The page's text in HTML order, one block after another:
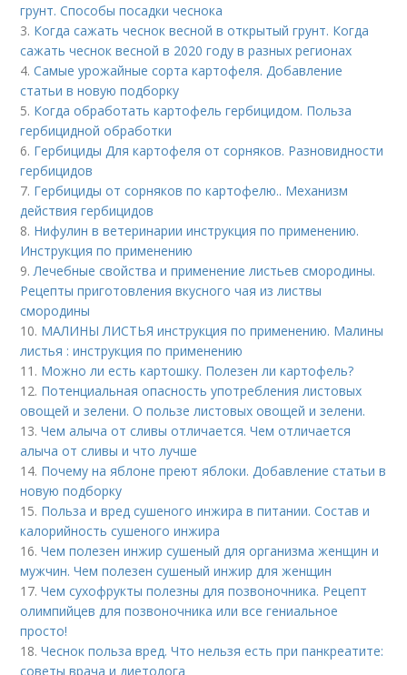
грунт. Способы посадки чеснока
3. Когда сажать чеснок весной в открытый грунт. Когда
сажать чеснок весной в 2020 году в разных регионах
4.Самые урожайные сорта картофеля. Добавление
статьи в новую подборку
5. Когда обработать картофель гербицидом. Польза
гербицидной обработки
6. Гербициды Для картофеля от сорняков. Разновидности
гербицидов
7. Гербициды от сорняков по картофелю.. Механизм
действия гербицидов
8. Нифулин в ветеринарии инструкция по применению.
Инструкция по применению
9. Лечебные свойства и применение листьев смородины.
Рецепты приготовления вкусного чая из листвы
смородины
10. МАЛИНЫ ЛИСТЬЯ инструкция по применению. Малины
листья : инструкция по применению
11. Можно ли есть картошку. Полезен ли картофель?
12. Потенциальная опасность употребления листовых
овощей и зелени. О пользе листовых овощей и зелени.
13.Чем алыча от сливы отличается. Чем отличается
алыча от сливы и что лучше
14. Почему на яблоне преют яблоки. Добавление статьи в
новую подборку
15. Польза и вред сушеного инжира в питании. Состав и
калорийность сушеного инжира
16.Чем полезен инжир сушеный для организма женщин и
мужчин. Чем полезен сушеный инжир для женщин
17.Чем сухофрукты полезны для позвоночника. Рецепт
олимпийцев для позвоночника или все гениальное
просто!
18.Чеснок польза вред. Что нельзя есть при панкреатите:
советы врача и диетолога